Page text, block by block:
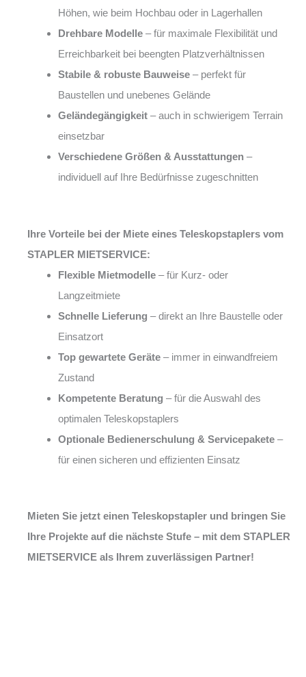
Höhen, wie beim Hochbau oder in Lagerhallen
Drehbare Modelle – für maximale Flexibilität und
Erreichbarkeit bei beengten Platzverhältnissen
Stabile & robuste Bauweise – perfekt für
Baustellen und unebenes Gelände
Geländegängigkeit – auch in schwierigem Terrain
einsetzbar
Verschiedene Größen & Ausstattungen –
individuell auf Ihre Bedürfnisse zugeschnitten
Ihre Vorteile bei der Miete eines Teleskopstaplers vom
STAPLER MIETSERVICE:
Flexible Mietmodelle – für Kurz- oder
Langzeitmiete
Schnelle Lieferung – direkt an Ihre Baustelle oder
Einsatzort
Top gewartete Geräte – immer in einwandfreiem
Zustand
Kompetente Beratung – für die Auswahl des
optimalen Teleskopstaplers
Optionale Bedienerschulung & Servicepakete –
für einen sicheren und effizienten Einsatz
Mieten Sie jetzt einen Teleskopstapler und bringen Sie
Ihre Projekte auf die nächste Stufe – mit dem STAPLER
MIETSERVICE als Ihrem zuverlässigen Partner!